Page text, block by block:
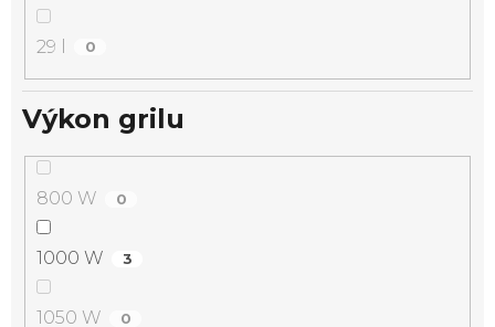
29 l 0
Výkon grilu
800 W 0
1000 W 3
1050 W 0